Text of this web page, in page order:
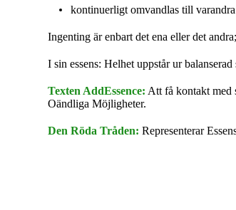
kontinuerligt omvandlas till varandra
Ingenting är enbart det ena eller det
I sin essens: Helhet uppstår ur
Texten AddEssence: Att få kontakt med
Oändliga Möjligheter.
Den Röda Tråden: Representerar